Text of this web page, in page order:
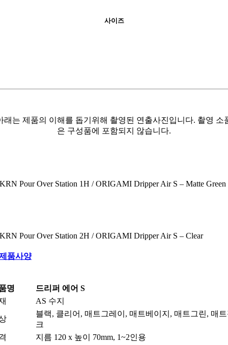
사이즈
래는 제품의 이해를 돕기위해 촬영된 연출사진입니다. 촬영 소
은 구성품에 포함되지 않습니다.
Pour Over Station 1H / ORIGAMI Dripper Air S – Matte Green
Pour Over Station 2H / ORIGAMI Dripper Air S – Clear
품사양
명
드리퍼 에어 S
AS 수지
블랙, 클리어, 매트그레이, 매트베이지, 매트그린, 매
크
지름 120 x 높이 70mm, 1~2인용